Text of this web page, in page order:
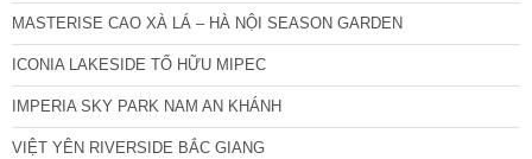
MASTERISE CAO XÀ LÁ – HÀ NỘI SEASON GARDEN
ICONIA LAKESIDE TỐ HỮU MIPEC
IMPERIA SKY PARK NAM AN KHÁNH
VIỆT YÊN RIVERSIDE BẮC GIANG